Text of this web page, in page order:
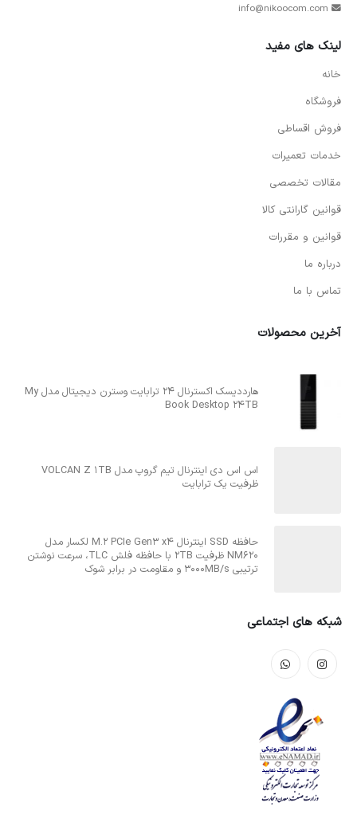
info@nikoocom.com
لینک های مفید
خانه
فروشگاه
فروش اقساطی
خدمات تعمیرات
مقالات تخصصی
قوانین گارانتی کالا
قوانین و مقررات
درباره ما
تماس با ما
آخرین محصولات
هارددیسک اکسترنال 24 ترابایت وسترن دیجیتال مدل My
Book Desktop 24TB
اس اس دی اینترنال تیم گروپ مدل VOLCAN Z 1TB
ظرفیت یک ترابایت
حافظه SSD اینترنال M.2 PCIe Gen3 x4 لکسار مدل
NM620 ظرفیت 2TB با حافظه فلش TLC، سرعت نوشتن
ترتیبی 3000MB/s و مقاومت در برابر شوک
شبکه های اجتماعی